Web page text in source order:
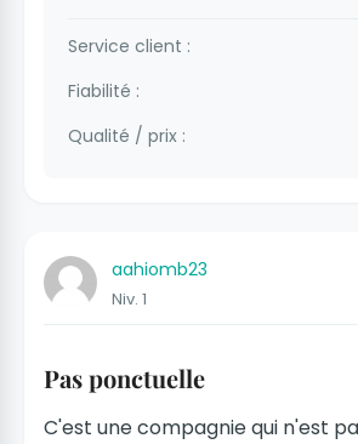
Service client :
Fiabilité :
Qualité / prix :
aahiomb23
Niv. 1
Pas ponctuelle
C'est une compagnie qui n'est